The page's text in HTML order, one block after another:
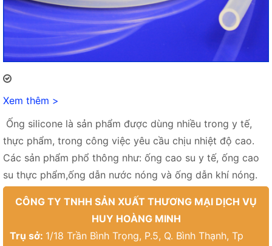
Xem thêm >
Ống silicone là sản phẩm được dùng nhiều trong y tế,
thực phẩm, trong công việc yêu cầu chịu nhiệt độ cao.
Các sản phẩm phổ thông như: ống cao su y tế, ống cao
su thực phẩm,ống dẫn nước nóng và ống dẫn khí nóng.
CÔNG TY TNHH SẢN XUẤT THƯƠNG MẠI DỊCH VỤ
HUY HOÀNG MINH
Trụ sở: 1/18 Trần Bình Trọng, P.5, Q. Bình Thạnh, Tp